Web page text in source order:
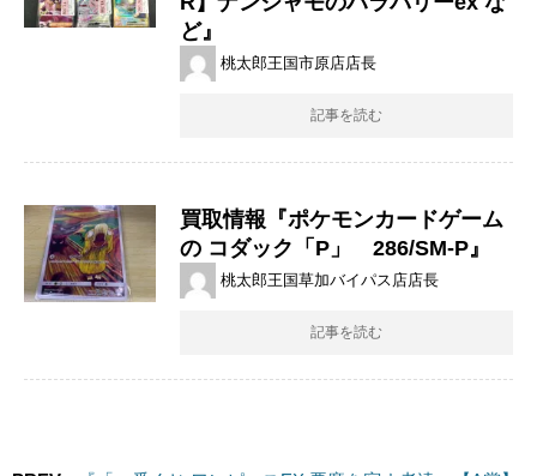
ど』
桃太郎王国市原店店長
記事を読む
買取情報『ポケモンカードゲーム
の コダック「P」 286/SM-P』
桃太郎王国草加バイパス店店長
記事を読む